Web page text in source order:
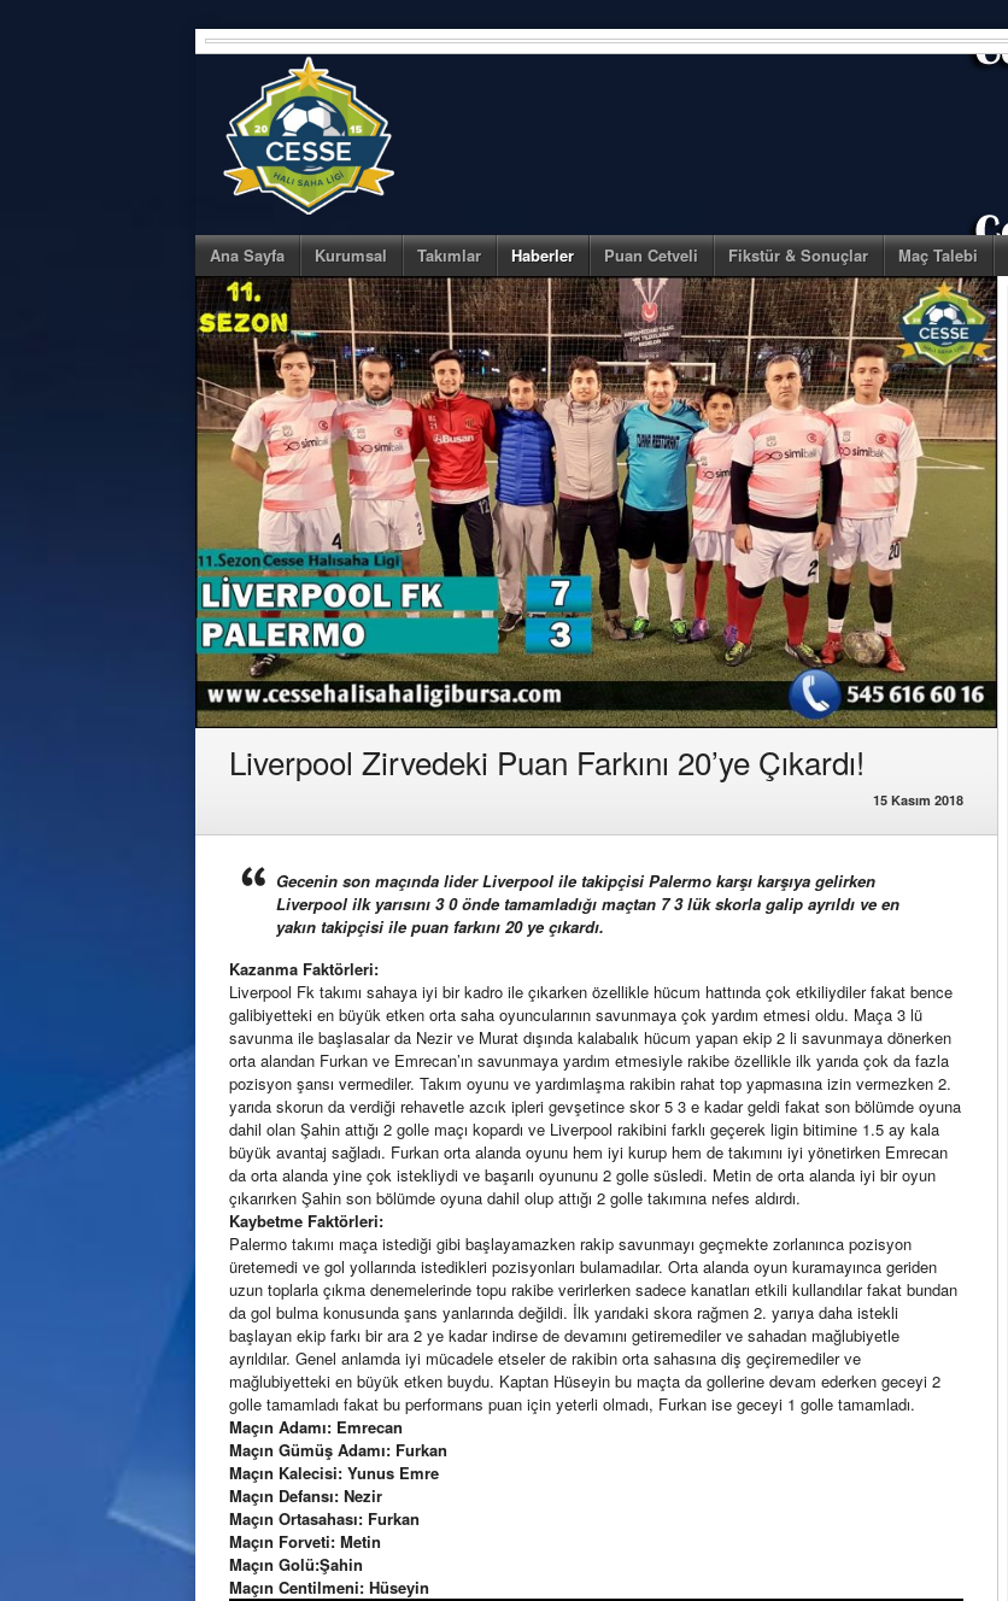
Skip
to
Ana Sayfa Kurumsal Takımlar Haberler Puan Cetveli Fikstür & Sonuçlar Maç Talebi
Liverpool Zirvedeki Puan Farkını 20’ye Çıkardı!
15 Kasım 2018
Gecenin son maçında lider Liverpool ile takipçisi Palermo karşı karşıya gelirken
Liverpool ilk yarısını 3 0 önde tamamladığı maçtan 7 3 lük skorla galip ayrıldı ve en
yakın takipçisi ile puan farkını 20 ye çıkardı.
Kazanma Faktörleri:
Liverpool Fk takımı sahaya iyi bir kadro ile çıkarken özellikle hücum hattında çok etkiliydiler fakat bence
galibiyetteki en büyük etken orta saha oyuncularının savunmaya çok yardım etmesi oldu. Maça 3 lü
savunma ile başlasalar da Nezir ve Murat dışında kalabalık hücum yapan ekip 2 li savunmaya dönerken
orta alandan Furkan ve Emrecan’ın savunmaya yardım etmesiyle rakibe özellikle ilk yarıda çok da fazla
pozisyon şansı vermediler. Takım oyunu ve yardımlaşma rakibin rahat top yapmasına izin vermezken 2.
yarıda skorun da verdiği rehavetle azcık ipleri gevşetince skor 5 3 e kadar geldi fakat son bölümde oyuna
dahil olan Şahin attığı 2 golle maçı kopardı ve Liverpool rakibini farklı geçerek ligin bitimine 1.5 ay kala
büyük avantaj sağladı. Furkan orta alanda oyunu hem iyi kurup hem de takımını iyi yönetirken Emrecan
da orta alanda yine çok istekliydi ve başarılı oyununu 2 golle süsledi. Metin de orta alanda iyi bir oyun
çıkarırken Şahin son bölümde oyuna dahil olup attığı 2 golle takımına nefes aldırdı.
Kaybetme Faktörleri:
Palermo takımı maça istediği gibi başlayamazken rakip savunmayı geçmekte zorlanınca pozisyon
üretemedi ve gol yollarında istedikleri pozisyonları bulamadılar. Orta alanda oyun kuramayınca geriden
uzun toplarla çıkma denemelerinde topu rakibe verirlerken sadece kanatları etkili kullandılar fakat bundan
da gol bulma konusunda şans yanlarında değildi. İlk yarıdaki skora rağmen 2. yarıya daha istekli
başlayan ekip farkı bir ara 2 ye kadar indirse de devamını getiremediler ve sahadan mağlubiyetle
ayrıldılar. Genel anlamda iyi mücadele etseler de rakibin orta sahasına diş geçiremediler ve
mağlubiyetteki en büyük etken buydu. Kaptan Hüseyin bu maçta da gollerine devam ederken geceyi 2
golle tamamladı fakat bu performans puan için yeterli olmadı, Furkan ise geceyi 1 golle tamamladı.
Maçın Adamı: Emrecan
Maçın Gümüş Adamı: Furkan
Maçın Kalecisi: Yunus Emre
Maçın Defansı: Nezir
Maçın Ortasahası: Furkan
Maçın Forveti: Metin
Maçın Golü:Şahin
Maçın Centilmeni: Hüseyin